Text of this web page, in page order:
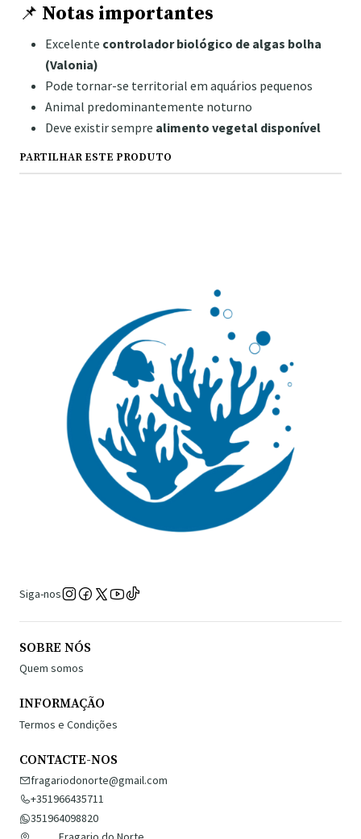
📌 Notas importantes
Excelente controlador biológico de algas bolha
(Valonia)
Pode tornar-se territorial em aquários pequenos
Animal predominantemente noturno
Deve existir sempre alimento vegetal disponível
PARTILHAR ESTE PRODUTO
Siga-nos
SOBRE NÓS
Quem somos
INFORMAÇÃO
Termos e Condições
CONTACTE-NOS
fragariodonorte@gmail.com
+351966435711
351964098820